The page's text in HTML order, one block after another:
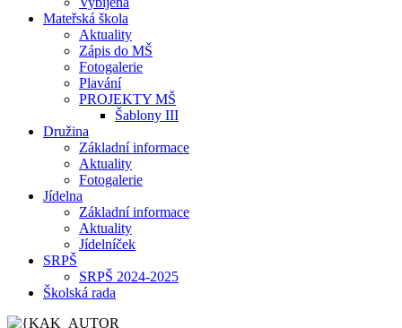
Mateřská škola
Aktuality
Zápis do MŠ
Fotogalerie
Plavání
PROJEKTY MŠ
Šablony III
Družina
Základní informace
Aktuality
Fotogalerie
Jídelna
Základní informace
Aktuality
Jídelníček
SRPŠ
SRPŠ 2024-2025
Školská rada